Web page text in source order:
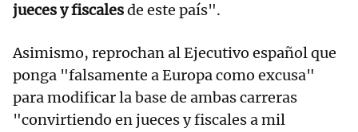
jueces y fiscalesde este país".
Asimismo, reprochan al Ejecutivo español que
ponga "falsamente a Europa como excusa"
para modificar la base de ambas carreras
"convirtiendo en jueces y fiscales a mil